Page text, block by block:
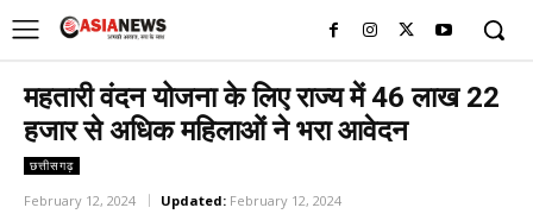
महतारी वंदन योजना के लिए राज्य में 46 लाख 22
हजार से अधिक महिलाओं ने भरा आवेदन
छत्तीसगढ़
February 12, 2024 Updated: February 12, 2024